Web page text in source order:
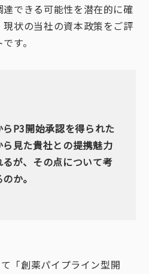
できる可能性を潜在的に確
状の当社の資本政策をご評
す。
P3開始承認を得られた
見た貴社との提携魅力
が、その点について考
か。
「創薬パイプライン型開